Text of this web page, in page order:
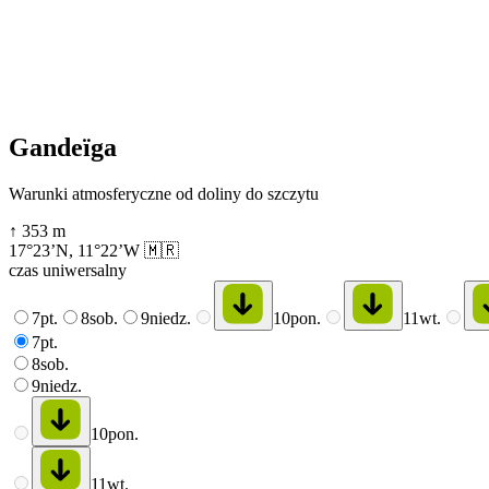
Gandeïga
Warunki atmosferyczne od doliny do szczytu
↑ 353 m
17°23’N, 11°22’W 🇲🇷
czas uniwersalny
7pt. 8sob. 9niedz. 10pon. 11wt.
7pt.
8sob.
9niedz.
10pon.
11wt.